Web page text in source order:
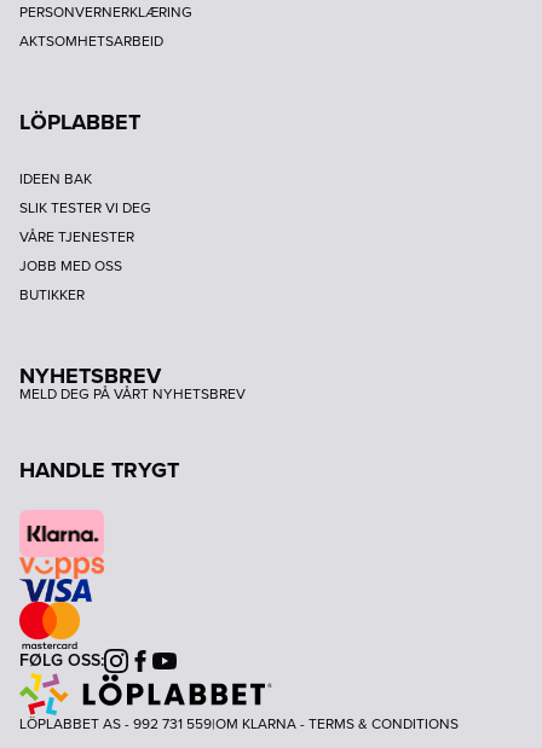
PERSONVERNERKLÆRING
AKTSOMHETSARBEID
LÖPLABBET
IDEEN BAK
SLIK TESTER VI DEG
VÅRE TJENESTER
JOBB MED OSS
BUTIKKER
NYHETSBREV
MELD DEG PÅ VÅRT NYHETSBREV
HANDLE TRYGT
FØLG OSS:Instagram
Facebook
Youtube
LÖPLABBET AS - 992 731 559|OM KLARNA-TERMS & CONDITIONS